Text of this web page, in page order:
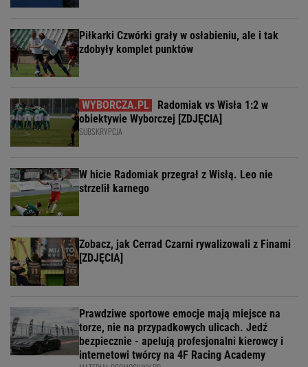
Piłkarki Czwórki grały w osłabieniu, ale i tak
zdobyły komplet punktów
Radomiak vs Wisła 1:2 w
obiektywie Wyborczej [ZDJĘCIA]
SUBSKRYPCJA
W hicie Radomiak przegrał z Wisłą. Leo nie
strzelił karnego
Zobacz, jak Cerrad Czarni rywalizowali z Finami
[ZDJĘCIA]
Prawdziwe sportowe emocje mają miejsce na
torze, nie na przypadkowych ulicach. Jedź
bezpiecznie - apelują profesjonalni kierowcy i
internetowi twórcy na 4F Racing Academy